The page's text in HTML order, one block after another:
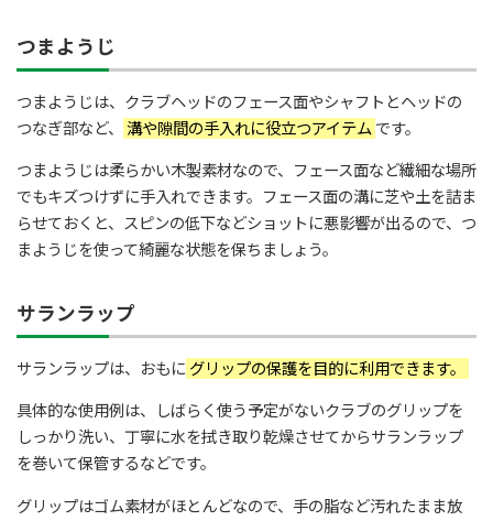
つまようじ
つまようじは、クラブヘッドのフェース面やシャフトとヘッドの
つなぎ部など、
溝や隙間の手入れに役立つアイテム です。
つまようじは柔らかい木製素材なので、フェース面など繊細な場所
でもキズつけずに手入れできます。フェース面の溝に芝や土を詰ま
らせておくと、スピンの低下などショットに悪影響が出るので、つ
まようじを使って綺麗な状態を保ちましょう。
サランラップ
サランラップは、おもに グリップの保護を目的に利用できます。
具体的な使用例は、しばらく使う予定がないクラブのグリップを
しっかり洗い、丁寧に水を拭き取り乾燥させてからサランラップ
を巻いて保管するなどです。
グリップはゴム素材がほとんどなので、手の脂など汚れたまま放